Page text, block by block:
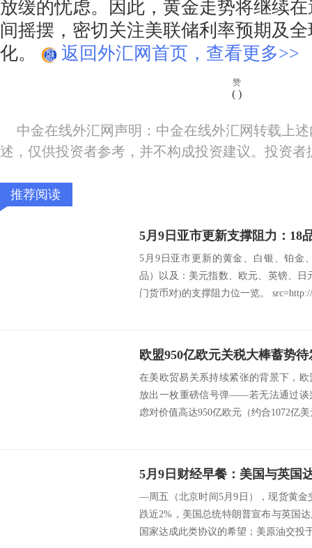
放缓的忧虑。因此，黄金走势将继续
间摇摆，密切关注美联储利率预期及
化。
返回外汇网首页，查看更多>>
赞
( )
中金在线外汇网声明：中金在线外汇网转载上
述，仅供投资者参考，并不构成投资建议。投资
推荐阅读
5月9日亚市更新的黄金、白银、铂金
品）以及：美元指数、欧元、英镑、
门货币对)的支撑阻力位一览。
在美欧贸易关系持续紧张的背景下，
放出一枚重磅信号弹——若无法通过谈
虑对价值高达950亿欧元（约合1072亿
—周五（北京时间5月9日），现货黄金
跌近2%，美国总统特朗普宣布与英国
国家达成此类协议的希望；美原油交投